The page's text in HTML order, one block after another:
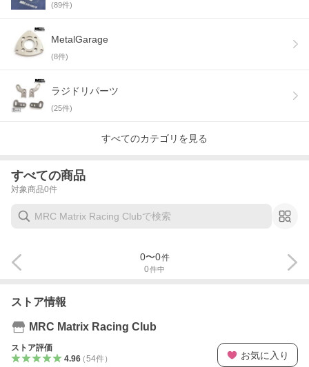
(89件)
MetalGarage
(8件)
ラジドリパーツ
(25件)
すべてのカテゴリを見る
すべての商品
対象商品0件
0件中
0〜0件
ストア情報
MRC Matrix Racing Club
ストア評価
4.96（54件） お気に入り